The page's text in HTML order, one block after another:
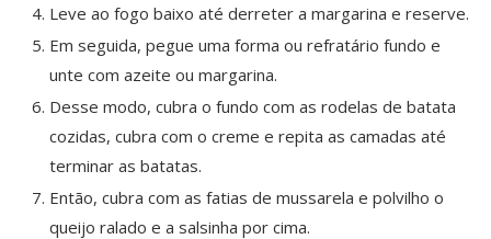
Leve ao fogo baixo até derreter a margarina e reserve.
Em seguida, pegue uma forma ou refratário fundo e
unte com azeite ou margarina.
Desse modo, cubra o fundo com as rodelas de batata
cozidas, cubra com o creme e repita as camadas até
terminar as batatas.
Então, cubra com as fatias de mussarela e polvilho o
queijo ralado e a salsinha por cima.